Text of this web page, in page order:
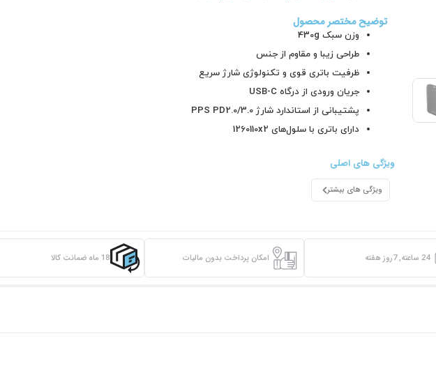
توضیح مختصر محصول
وزن سبک 430g
طراحی زیبا و مقاوم از جنس
ظرفیت باتری قوی و تکنولوژی شارژ سریع
جریان ورودی از درگاه USB-C
پشتیبانی از استاندارد شارژ PPS PD2.0/3.0
دارای باتری با سلول‌های 1260110x2
ویژگی های اصلی
ویژگی های بیشتر
24 ساعته, 7روز هفته امکان پرداخت بدون مالیات 18 ماه ضمانت کالا